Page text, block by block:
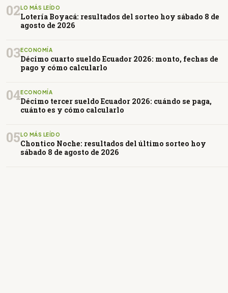
02LO MÁS LEÍDO
Lotería Boyacá: resultados del sorteo hoy sábado 8 de
agosto de 2026
03ECONOMÍA
Décimo cuarto sueldo Ecuador 2026: monto, fechas de
pago y cómo calcularlo
04ECONOMÍA
Décimo tercer sueldo Ecuador 2026: cuándo se paga,
cuánto es y cómo calcularlo
05LO MÁS LEÍDO
Chontico Noche: resultados del último sorteo hoy
sábado 8 de agosto de 2026